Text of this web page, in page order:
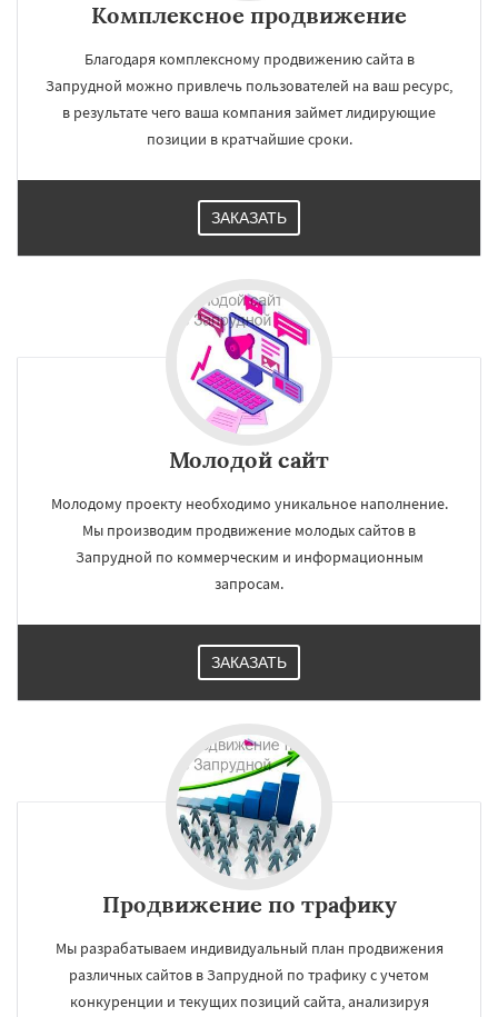
Комплексное продвижение
Благодаря комплексному продвижению сайта в
Запрудной можно привлечь пользователей на ваш ресурс,
в результате чего ваша компания займет лидирующие
позиции в кратчайшие сроки.
ЗАКАЗАТЬ
Молодой сайт
Молодому проекту необходимо уникальное наполнение.
Мы производим продвижение молодых сайтов в
Запрудной по коммерческим и информационным
запросам.
ЗАКАЗАТЬ
Продвижение по трафику
Мы разрабатываем индивидуальный план продвижения
различных сайтов в Запрудной по трафику с учетом
конкуренции и текущих позиций сайта, анализируя